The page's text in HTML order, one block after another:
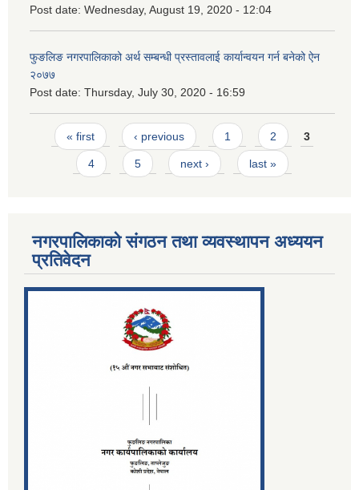
Post date: Wednesday, August 19, 2020 - 12:04
फुङलिङ नगरपालिकाको अर्थ सम्बन्धी प्रस्तावलाई कार्यान्वयन गर्न बनेको ऐन
२०७७
Post date: Thursday, July 30, 2020 - 16:59
Pages
« first ‹ previous 1 2 3
4 5 next › last »
नगरपालिकाको संगठन तथा व्यवस्थापन अध्ययन
प्रतिवेदन